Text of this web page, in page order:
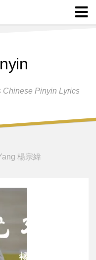
Chinese Pinyin Lyrics
楊宗緯